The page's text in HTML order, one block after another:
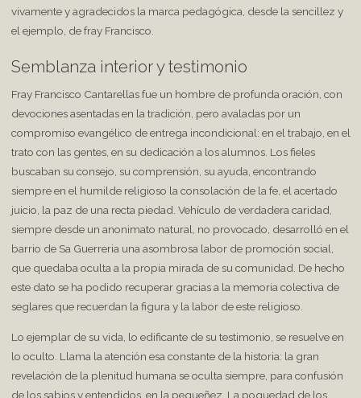
vivamente y agradecidos la marca pedagógica, desde la sencillez y
el ejemplo, de fray Francisco.
Semblanza interior y testimonio
Fray Francisco Cantarellas fue un hombre de profunda oración, con
devociones asentadas en la tradición, pero avaladas por un
compromiso evangélico de entrega incondicional: en el trabajo, en el
trato con las gentes, en su dedicación a los alumnos. Los fieles
buscaban su consejo, su comprensión, su ayuda, encontrando
siempre en el humilde religioso la consolación de la fe, el acertado
juicio, la paz de una recta piedad. Vehículo de verdadera caridad,
siempre desde un anonimato natural, no provocado, desarrolló en el
barrio de Sa Guerreria una asombrosa labor de promoción social,
que quedaba oculta a la propia mirada de su comunidad. De hecho
este dato se ha podido recuperar gracias a la memoria colectiva de
seglares que recuerdan la figura y la labor de este religioso.
Lo ejemplar de su vida, lo edificante de su testimonio, se resuelve en
lo oculto. Llama la atención esa constante de la historia: la gran
revelación de la plenitud humana se oculta siempre, para confusión
de los sabios y entendidos, en la pequeñez. La poquedad de los